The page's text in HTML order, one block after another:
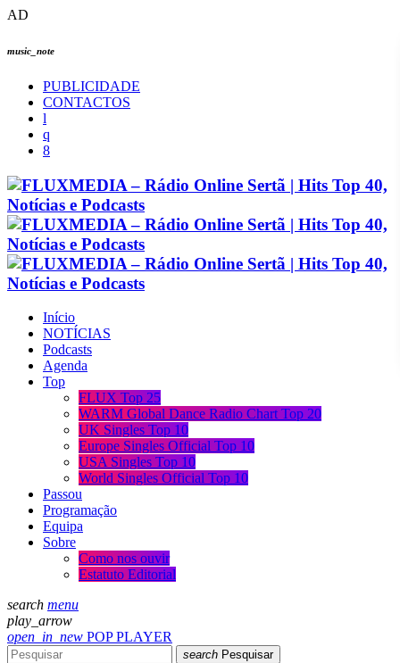
AD
music_note
PUBLICIDADE
CONTACTOS
Início
NOTÍCIAS
Podcasts
Agenda
Top
FLUX Top 25
WARM Global Dance Radio Chart Top 20
UK Singles Top 10
Europe Singles Official Top 10
USA Singles Top 10
World Singles Official Top 10
Passou
Programação
Equipa
Sobre
Como nos ouvir
Estatuto Editorial
search menu
play_arrow
open_in_new POP PLAYER
search Pesquisar